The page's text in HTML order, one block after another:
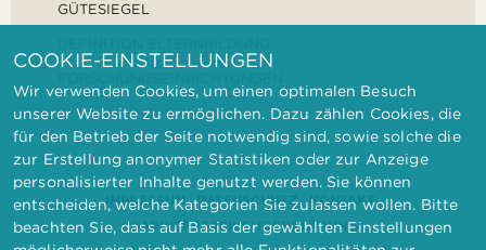
GÜTESIEGEL
IMPRESSUM DATENSCHUTZ
KONTAKT
BARRIEREFREIHEITSERKLÄRUNG
COOKIE-EINSTELLUNGEN
Wir verwenden Cookies, um einen optimalen Besuch
unserer Website zu ermöglichen. Dazu zählen Cookies, die
für den Betrieb der Seite notwendig sind, sowie solche die
zur Erstellung anonymer Statistiken oder zur Anzeige
personalisierter Inhalte genutzt werden. Sie können
entscheiden, welche Kategorien Sie zulassen wollen. Bitte
beachten Sie, dass auf Basis der gewählten Einstellungen